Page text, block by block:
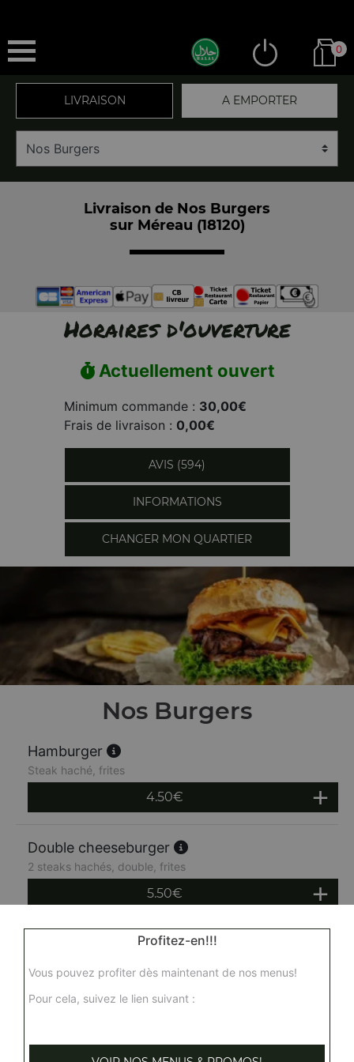
0
LIVRAISON A EMPORTER
Livraison de Nos Burgers
sur Méreau (18120)
Horaires d'ouverture
Actuellement ouvert
Minimum commande : 30,00€
Frais de livraison : 0,00€
AVIS (594)
INFORMATIONS
CHANGER MON QUARTIER
Nos Burgers
Hamburger
Steak haché, frites
4.50€
Double cheeseburger
2 steaks hachés, double, frites
5.50€
3 steaks hachés, 3 fromages, frites
Profitez-en!!!
Vous pouvez profiter dès maintenant de nos menus!
Pour cela, suivez le lien suivant :